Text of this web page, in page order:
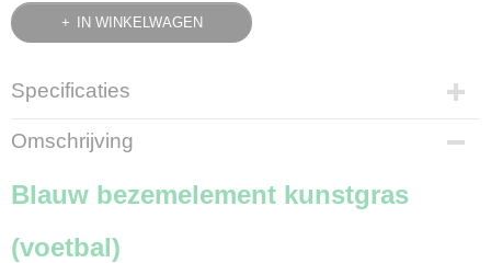
IN WINKELWAGEN
Specificaties
Bruto gewicht
7,50 Kg
Omschrijving
Blauw bezemelement kunstgras
(voetbal)